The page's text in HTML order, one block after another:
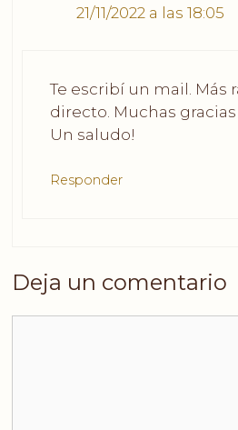
21/11/2022 a las 18:05
Te escribí un mail. Más
directo. Muchas
Un saludo!
Responder
Deja un comentario